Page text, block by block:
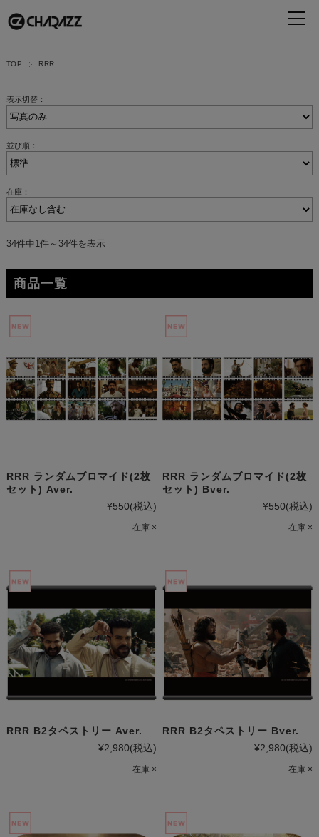
TOP RRR
表示切替：
並び順：
在庫：
34件中1件～34件を表示
商品一覧
RRR ランダムブロマイド(2枚
セット) Aver.
¥550(税込)
在庫 ×
RRR ランダムブロマイド(2枚
セット) Bver.
¥550(税込)
在庫 ×
RRR B2タペストリー Aver.
¥2,980(税込)
在庫 ×
RRR B2タペストリー Bver.
¥2,980(税込)
在庫 ×